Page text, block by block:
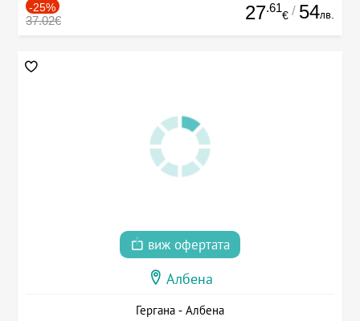
-25%
37.02€ 27.61
€ / 54лв.
виж офертата
Албена
Гергана - Албена